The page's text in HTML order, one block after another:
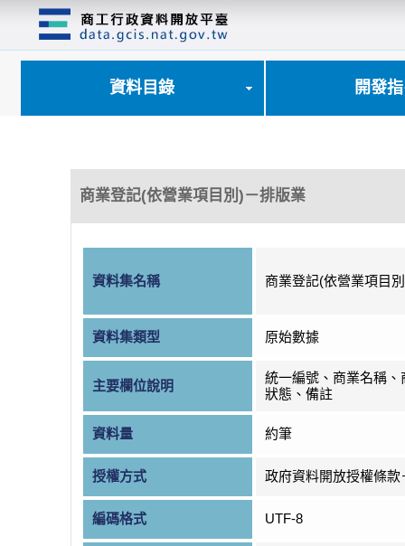
資料目錄 開發
商業登記(依營業項目別)－排版業
資料集名稱 商業登記(依營業項目
資料集類型 原始數據
主要欄位說明
統一編號、商業名稱、
狀態、備註
資料量 約筆
授權方式 政府資料開放授權條款
編碼格式 UTF-8